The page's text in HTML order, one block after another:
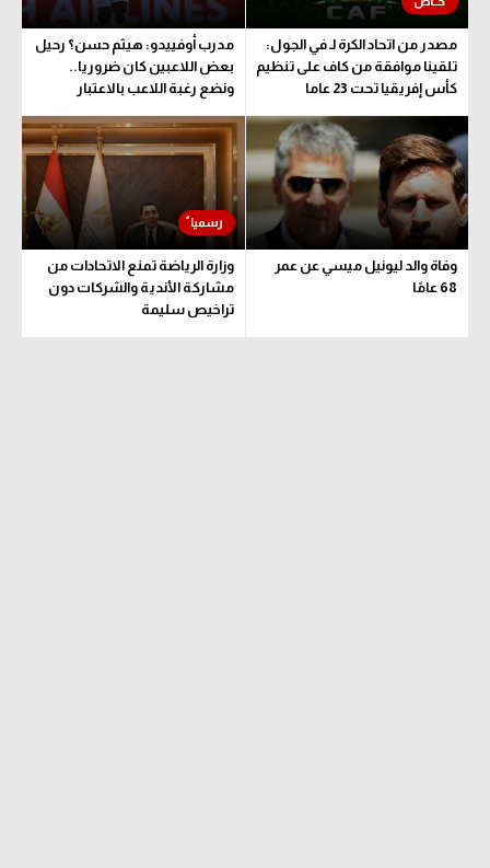
مصدر من اتحاد الكرة لـ في الجول:
تلقينا موافقة من كاف على تنظيم
كأس إفريقيا تحت 23 عاما
مدرب أوفييدو: هيثم حسن؟ رحيل
بعض اللاعبين كان ضروريا..
ونضع رغبة اللاعب بالاعتبار
وفاة والد ليونيل ميسي عن عمر
68 عامًا
وزارة الرياضة تمنع الاتحادات من
مشاركة الأندية والشركات دون
تراخيص سليمة